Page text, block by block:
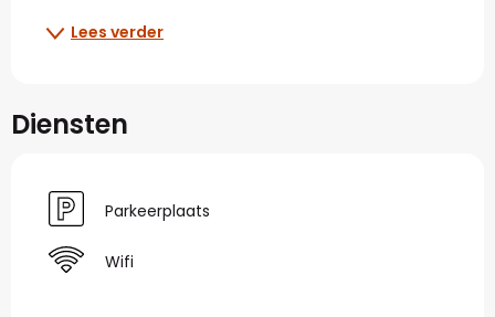
Lees verder
Diensten
Parkeerplaats
Wifi